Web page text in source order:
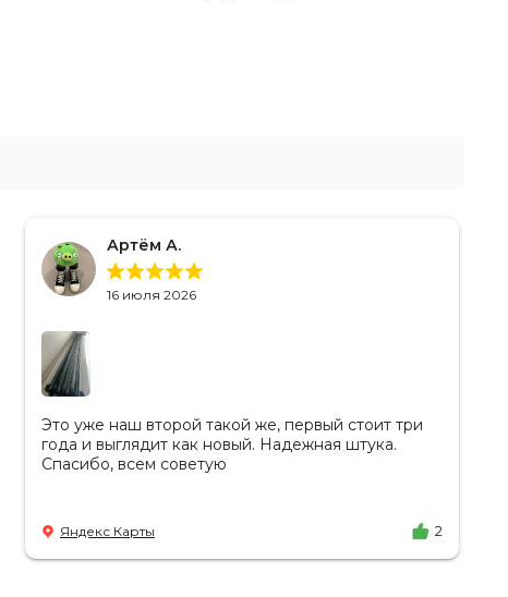
Артём А.
16 июля 2026
Это уже наш второй такой же, первый стоит три
года и выглядит как новый. Надежная штука.
Спасибо, всем советую
Яндекс Карты 2